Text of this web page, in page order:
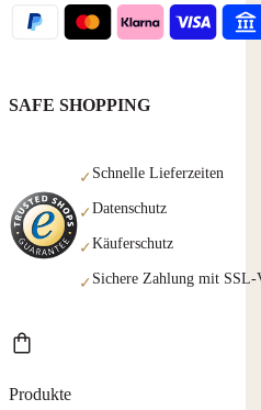
SAFE SHOPPING
✓ Schnelle Lieferzeiten
✓Datenschutz
✓Käuferschutz
✓ Sichere Zahlung mit SSL-
Produkte